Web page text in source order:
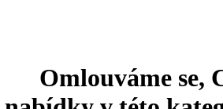
Omlouváme se,